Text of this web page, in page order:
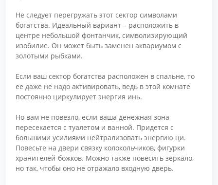
Не следует перегружать этот сектор символами
богатства. Идеальный вариант – расположить в
центре небольшой фонтанчик, символизирующий
изобилие. Он может быть заменен аквариумом с
золотыми рыбками.
Если ваш сектор богатства расположен в спальне, то
ее даже не надо активировать, ведь в этой комнате
постоянно циркулирует энергия инь.
Но вам не повезло, если ваша денежная зона
пересекается с туалетом и ванной. Придется с
большими усилиями нейтрализовать энергию ци.
Повесьте на двери связку колокольчиков, фигурки
хранителей-божков. Можно также повесить зеркало,
но так, чтобы оно не отражало входную дверь.